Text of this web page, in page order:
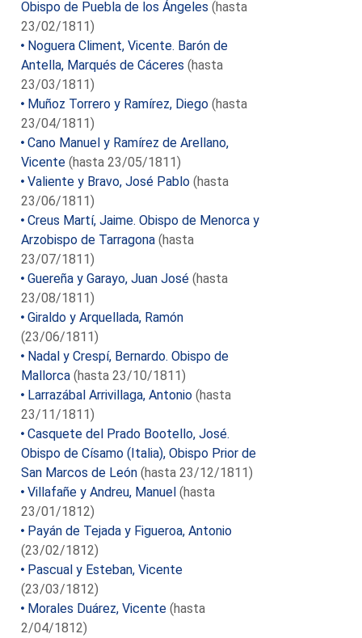
Obispo de Puebla de los Ángeles (hasta
23/02/1811)
Noguera Climent, Vicente. Barón de
Antella, Marqués de Cáceres (hasta
23/03/1811)
Muñoz Torrero y Ramírez, Diego (hasta
23/04/1811)
Cano Manuel y Ramírez de Arellano,
Vicente (hasta 23/05/1811)
Valiente y Bravo, José Pablo (hasta
23/06/1811)
Creus Martí, Jaime. Obispo de Menorca y
Arzobispo de Tarragona (hasta
23/07/1811)
Guereña y Garayo, Juan José (hasta
23/08/1811)
Giraldo y Arquellada, Ramón
(23/06/1811)
Nadal y Crespí, Bernardo. Obispo de
Mallorca (hasta 23/10/1811)
Larrazábal Arrivillaga, Antonio (hasta
23/11/1811)
Casquete del Prado Bootello, José.
Obispo de Císamo (Italia), Obispo Prior de
San Marcos de León (hasta 23/12/1811)
Villafañe y Andreu, Manuel (hasta
23/01/1812)
Payán de Tejada y Figueroa, Antonio
(23/02/1812)
Pascual y Esteban, Vicente
(23/03/1812)
Morales Duárez, Vicente (hasta
2/04/1812)